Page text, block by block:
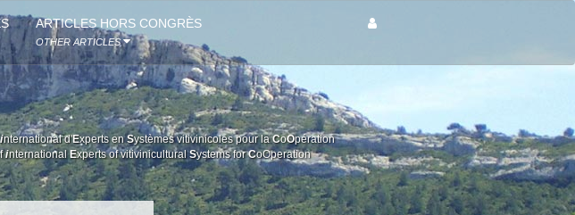
ARTICLES HORS CONGRÈS
OTHER ARTICLES
international d'Experts enSystèmes vitivinicoles pour laCoOpération
internationalExperts of vitiviniculturalSystems forCoOperation